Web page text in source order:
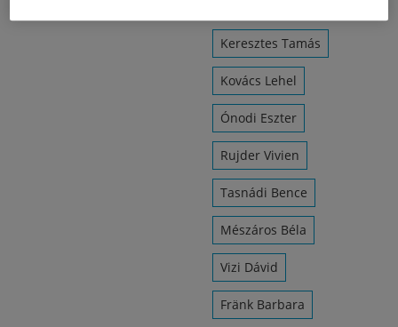
Keresztes Tamás
Kovács Lehel
Ónodi Eszter
Rujder Vivien
Tasnádi Bence
Mészáros Béla
Vizi Dávid
Fränk Barbara